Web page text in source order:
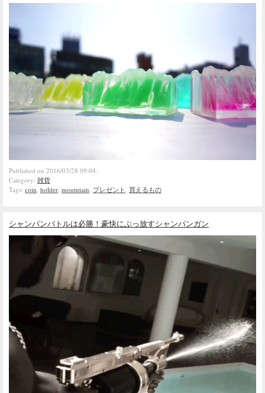
Published on 2016/03/28 09:04.
Category: 雑貨
Tags: coin, holder, moutntain, プレゼント, 買えるもの
シャンパンバトルは必勝！豪快にぶっ放すシャンパンガン